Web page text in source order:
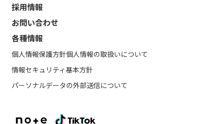
採用情報
お問い合わせ
各種情報
個人情報保護方針個人情報の取扱いについて
情報セキュリティ基本方針
パーソナルデータの外部送信について